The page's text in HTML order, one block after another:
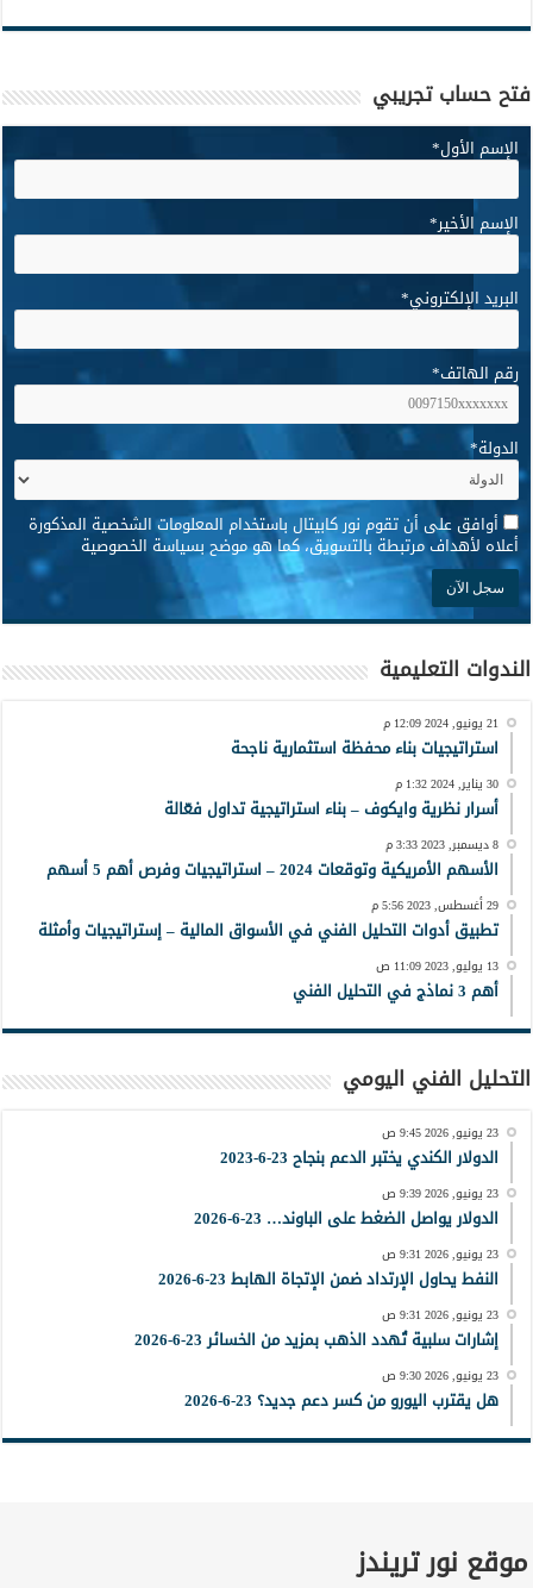
فتح حساب تجريبي
الإسم الأول*
الإسم الأخير*
البريد الإلكتروني*
رقم الهاتف*
الدولة*
* أوافق على أن تقوم نور كابيتال باستخدام المعلومات الشخصية المذكورة
أعلاه لأهداف مرتبطة بالتسويق، كما هو موضح بسياسة الخصوصية
الندوات التعليمية
21 يونيو, 2024 12:09 م
استراتيجيات بناء محفظة استثمارية ناجحة
30 يناير, 2024 1:32 م
أسرار نظرية وايكوف – بناء استراتيجية تداول فعّالة
8 ديسمبر, 2023 3:33 م
الأسهم الأمريكية وتوقعات 2024 – استراتيجيات وفرص أهم 5 أسهم
29 أغسطس, 2023 5:56 م
تطبيق أدوات التحليل الفني في الأسواق المالية – إستراتيجيات وأمثلة
13 يوليو, 2023 11:09 ص
أهم 3 نماذج في التحليل الفني
التحليل الفني اليومي
23 يونيو, 2026 9:45 ص
الدولار الكندي يختبر الدعم بنجاح 23-6-2023
23 يونيو, 2026 9:39 ص
الدولار يواصل الضغط على الباوند… 23-6-2026
23 يونيو, 2026 9:31 ص
النفط يحاول الإرتداد ضمن الإتجاة الهابط 23-6-2026
23 يونيو, 2026 9:31 ص
إشارات سلبية تُهدد الذهب بمزيد من الخسائر 23-6-2026
23 يونيو, 2026 9:30 ص
هل يقترب اليورو من كسر دعم جديد؟ 23-6-2026
موقع نور تريندز